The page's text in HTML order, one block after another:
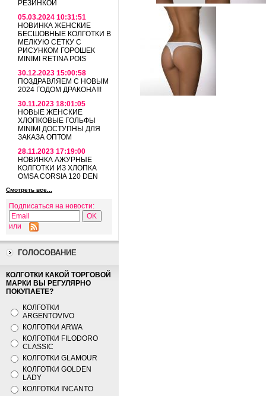
РЕЗИНКОЙ
05.03.2024 10:31:51
НОВИНКА ЖЕНСКИЕ
БЕСШОВНЫЕ КОЛГОТКИ В
МЕЛКУЮ СЕТКУ С
РИСУНКОМ ГОРОШЕК
MINIMI RETINA POIS
30.12.2023 15:00:58
ПОЗДРАВЛЯЕМ С НОВЫМ
2024 ГОДОМ ДРАКОНА!!!
30.11.2023 18:01:05
НОВЫЕ ЖЕНСКИЕ
ХЛОПКОВЫЕ ГОЛЬФЫ
MINIMI ДОСТУПНЫ ДЛЯ
ЗАКАЗА ОПТОМ
28.11.2023 17:19:00
НОВИНКА АЖУРНЫЕ
КОЛГОТКИ ИЗ ХЛОПКА
OMSA CORSIA 120 DEN
Смотреть все...
Подписаться на новости:
или
ГОЛОСОВАНИЕ
КОЛГОТКИ КАКОЙ ТОРГОВОЙ
МАРКИ ВЫ РЕГУЛЯРНО
ПОКУПАЕТЕ?
КОЛГОТКИ
ARGENTOVIVO
КОЛГОТКИ ARWA
КОЛГОТКИ FILODORO
CLASSIC
КОЛГОТКИ GLAMOUR
КОЛГОТКИ GOLDEN
LADY
КОЛГОТКИ INCANTO